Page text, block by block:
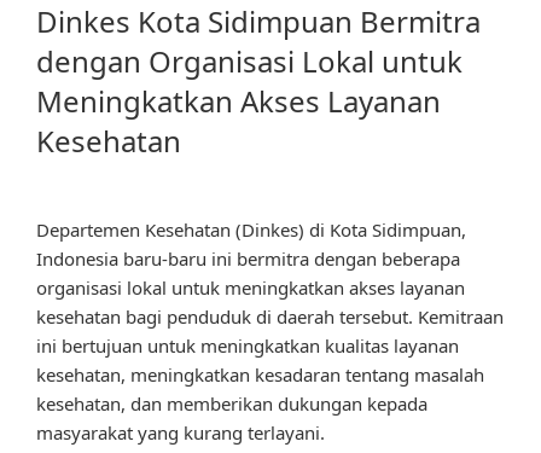
Dinkes Kota Sidimpuan Bermitra
dengan Organisasi Lokal untuk
Meningkatkan Akses Layanan
Kesehatan
Departemen Kesehatan (Dinkes) di Kota Sidimpuan,
Indonesia baru-baru ini bermitra dengan beberapa
organisasi lokal untuk meningkatkan akses layanan
kesehatan bagi penduduk di daerah tersebut. Kemitraan
ini bertujuan untuk meningkatkan kualitas layanan
kesehatan, meningkatkan kesadaran tentang masalah
kesehatan, dan memberikan dukungan kepada
masyarakat yang kurang terlayani.